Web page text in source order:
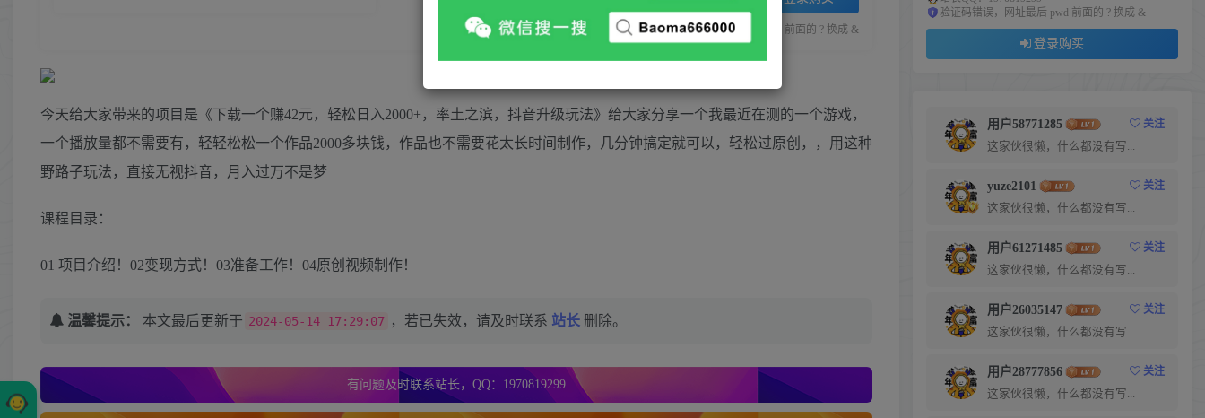
站长QQ：1970819299 验证码错误，网址最后 pwd 前面的 ? 换成 &
今天给大家带来的项目是《下载一个赚42元，轻松日入2000+，率土之滨，抖音升级玩法》给大家分享一个我最近在测的一个游戏，
一个播放量都不需要有，轻轻松松一个作品2000多块钱，作品也不需要花太长时间制作，几分钟搞定就可以，轻松过原创，，用这种
野路子玩法，直接无视抖音，月入过万不是梦
课程目录：
01 项目介绍！02变现方式！03准备工作！04原创视频制作！
温馨提示： 本文最后更新于 2024-05-14 17:29:07 ，若已失效，请及时联系 站长 删除。
有问题及时联系站长，QQ：1970819299
验证码错误，网址最后 pwd 前面的 ? 换成 &
登录购买
用户58771285
关注
这家伙很懒，什么都没有写...
yuze2101
关注
这家伙很懒，什么都没有写...
用户61271485
关注
这家伙很懒，什么都没有写...
用户26035147
关注
这家伙很懒，什么都没有写...
用户28777856
关注
这家伙很懒，什么都没有写...